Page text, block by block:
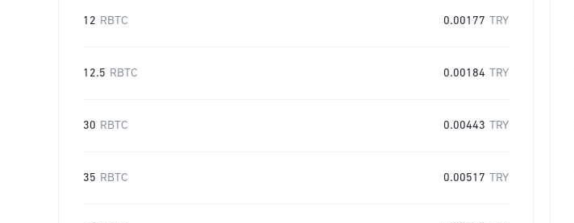
12 RBTC 0.00177 TRY
12.5 RBTC 0.00184 TRY
30 RBTC 0.00443 TRY
35 RBTC 0.00517 TRY